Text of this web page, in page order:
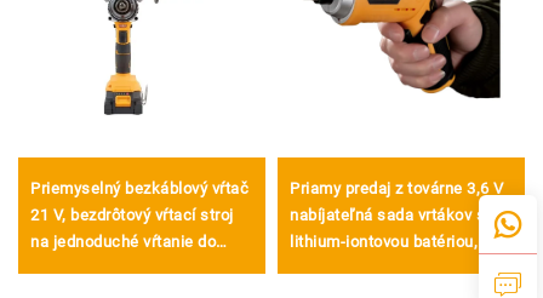
Priemyselný bezkáblový vŕtač
21 V, bezdrôtový vŕtací stroj
na jednoduché vŕtanie do
Priamy predaj z továrne 3,6 V
nabíjateľná sada vrtákov s
lithium-iontovou batériou,